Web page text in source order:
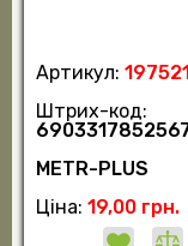
Артикул:
Штрих-код:
METR-PLUS
Ціна: 19,00 грн.